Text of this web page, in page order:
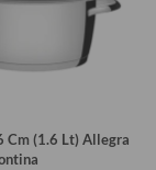
Cm (1.6 Lt) Allegra